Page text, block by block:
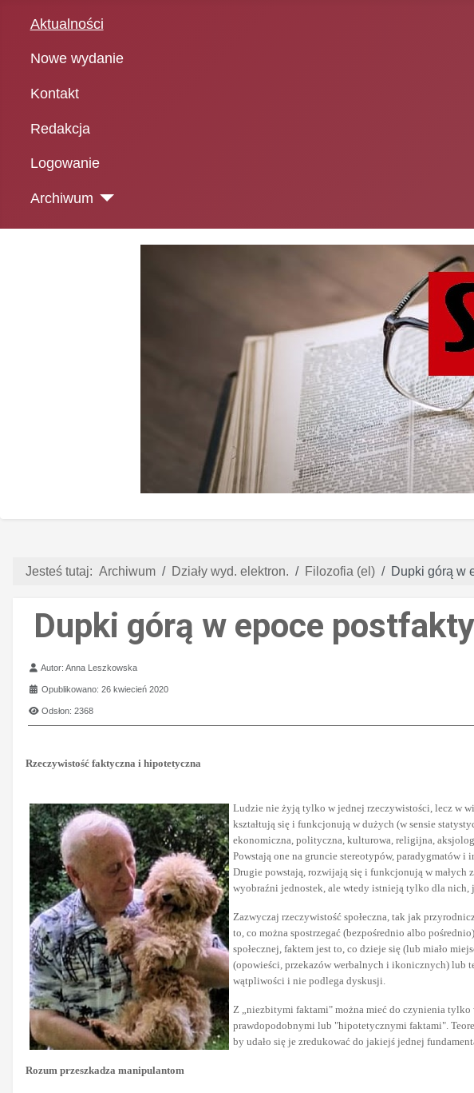
Aktualności
Nowe wydanie
Kontakt
Redakcja
Logowanie
Archiwum
Jesteś tutaj: Archiwum Działy wyd. elektron. Filozofia (el) Dupki górą w
Dupki górą w epoce
Szczegóły
Autor:Anna Leszkowska
Opublikowano: 26 kwiecień 2020
Odsłon: 2368
Rzeczywistość faktyczna i hipotetyczna
Ludzie nie żyją tylko w jednej rzeczywistości, lecz w
kształtują się i funkcjonują w dużych (w sensie
ekonomiczna, polityczna, kulturowa, religijna,
Powstają one na gruncie stereotypów, paradygmatów i
Drugie powstają, rozwijają się i funkcjonują w
wyobraźni jednostek, ale wtedy istnieją tylko dla nich,
Zazwyczaj rzeczywistość społeczna, tak jak
to, co można spostrzegać (bezpośrednio albo
społecznej, faktem jest to, co dzieje się (lub miało
(opowieści, przekazów werbalnych i ikonicznych) lub
wątpliwości i nie podlega dyskusji.
Z „niezbitymi faktami" można mieć do czynienia tylko
prawdopodobnymi lub "hipotetycznymi faktami".
by udało się je zredukować do jakiejś jednej
Rozum przeszkadza manipulantom